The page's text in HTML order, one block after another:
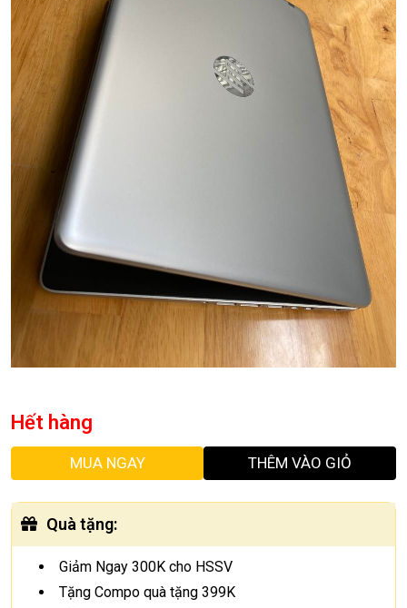
Hết hàng
MUA NGAY THÊM VÀO GIỎ
Quà tặng:
Giảm Ngay 300K cho HSSV
Tặng Compo quà tặng 399K